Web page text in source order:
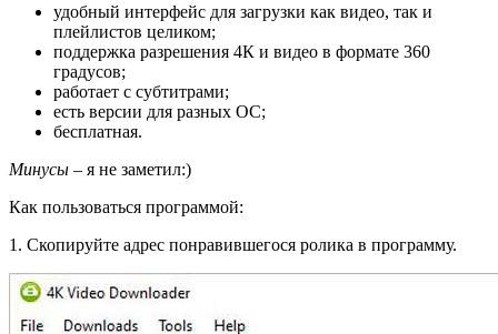
удобный интерфейс для загрузки как видео, так и
плейлистов целиком;
поддержка разрешения 4К и видео в формате 360
градусов;
работает с субтитрами;
есть версии для разных ОС;
бесплатная.
Минусы – я не заметил:)
Как пользоваться программой:
1. Скопируйте адрес понравившегося ролика в программу.